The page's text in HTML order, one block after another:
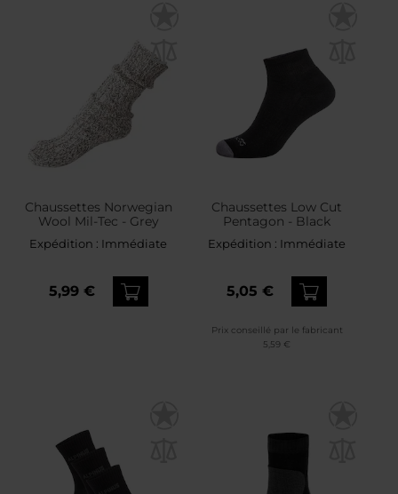
Chaussettes Norwegian
Wool Mil-Tec - Grey
Expédition : Immédiate
5,99 €
Chaussettes Low Cut
Pentagon - Black
Expédition : Immédiate
5,05 €
Prix conseillé par le fabricant
5,59 €